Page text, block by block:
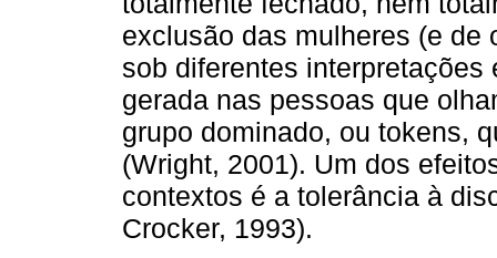
exclusão das mulheres (e de
sob diferentes
gerada nas pessoas que
grupo dominado, ou tokens,
(Wright, 2001). Um dos
contextos é a tolerância à
Crocker, 1993).